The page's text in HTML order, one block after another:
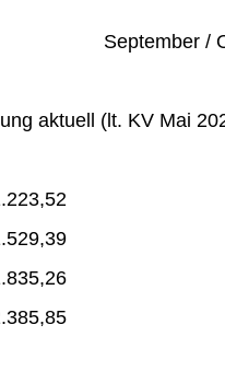
September /
aktuell (lt. KV Mai